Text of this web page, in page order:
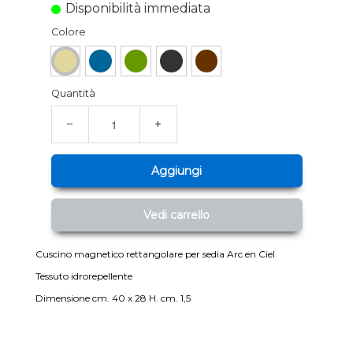
Disponibilità immediata
Colore
Quantità
− +
Aggiungi
Vedi carrello
Cuscino magnetico rettangolare per sedia Arc en Ciel
Tessuto idrorepellente
Dimensione cm. 40 x 28 H. cm. 1,5